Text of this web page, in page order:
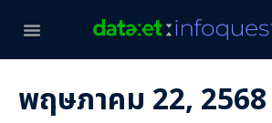
พฤษภาคม 22, 2568